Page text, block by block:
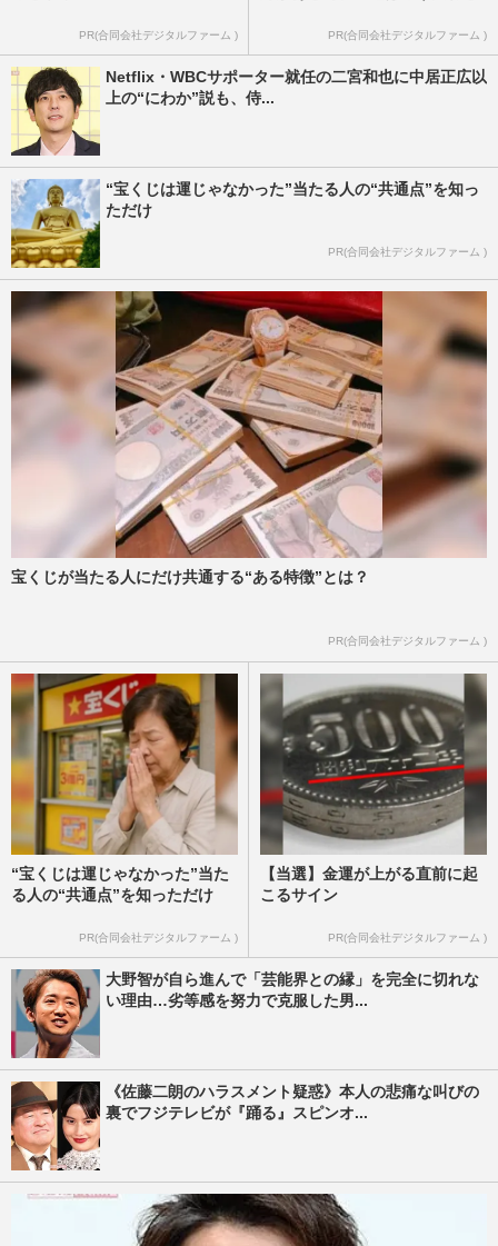
PR(合同会社デジタルファーム ) PR(合同会社デジタルファーム )
Netflix・WBCサポーター就任の二宮和也に中居正広以
上の“にわか”説も、侍...
“宝くじは運じゃなかった”当たる人の“共通点”を知っ
ただけ
PR(合同会社デジタルファーム )
宝くじが当たる人にだけ共通する“ある特徴”とは？
PR(合同会社デジタルファーム )
“宝くじは運じゃなかった”当た
る人の“共通点”を知っただけ
PR(合同会社デジタルファーム )
【当選】金運が上がる直前に起
こるサイン
PR(合同会社デジタルファーム )
大野智が自ら進んで「芸能界との縁」を完全に切れな
い理由…劣等感を努力で克服した男...
《佐藤二朗のハラスメント疑惑》本人の悲痛な叫びの
裏でフジテレビが『踊る』スピンオ...